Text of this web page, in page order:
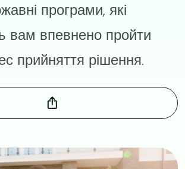
програми, які
вам впевнено пройти
прийняття рішення.